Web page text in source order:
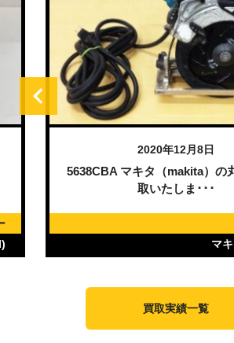
2020年12月8日
5638CBA マキタ（makita）の
取いたしま･･･
マ
買取実績一覧